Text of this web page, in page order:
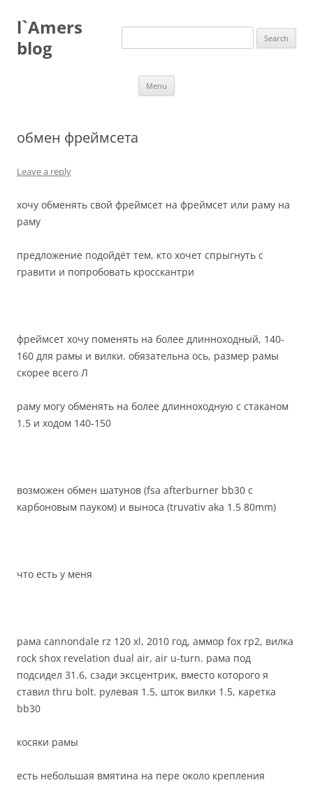
content
l`Amers
blog
Search
Menu
обмен фреймсета
Leave a reply
хочу обменять свой фреймсет на фреймсет или раму на
раму
предложение подойдёт тем, кто хочет спрыгнуть с
гравити и попробовать кросскантри
фреймсет хочу поменять на более длинноходный, 140-
160 для рамы и вилки. обязательна ось, размер рамы
скорее всего Л
раму могу обменять на более длинноходную с стаканом
1.5 и ходом 140-150
возможен обмен шатунов (fsa afterburner bb30 с
карбоновым пауком) и выноса (truvativ aka 1.5 80mm)
что есть у меня
рама cannondale rz 120 xl, 2010 год, аммор fox rp2, вилка
rock shox revelation dual air, air u-turn. рама под
подсидел 31.6, сзади эксцентрик, вместо которого я
ставил thru bolt. рулевая 1.5, шток вилки 1.5, каретка
bb30
косяки рамы
есть небольшая вмятина на пере около крепления